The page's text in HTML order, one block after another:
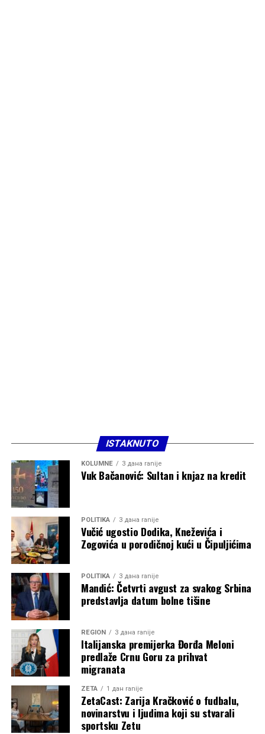
ISTAKNUTO
KOLUMNE 3 дана ranije
Vuk Bačanović: Sultan i knjaz na kredit
POLITIKA 3 дана ranije
Vučić ugostio Dodika, Kneževića i
Zogovića u porodičnoj kući u Čipuljićima
POLITIKA 3 дана ranije
Mandić: Četvrti avgust za svakog Srbina
predstavlja datum bolne tišine
REGION 3 дана ranije
Italijanska premijerka Đorđa Meloni
predlaže Crnu Goru za prihvat
migranata
ZETA 1 дан ranije
ZetaCast: Zarija Kračković o fudbalu,
novinarstvu i ljudima koji su stvarali
sportsku Zetu